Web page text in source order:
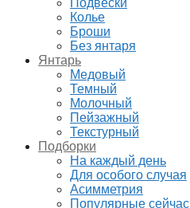
Колье
Броши
Без янтаря
Янтарь
Медовый
Темный
Молочный
Пейзажный
Текстурный
Подборки
На каждый день
Для особого случая
Асимметрия
Популярные сейчас